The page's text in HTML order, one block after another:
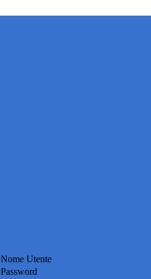
Nome Utente
Password